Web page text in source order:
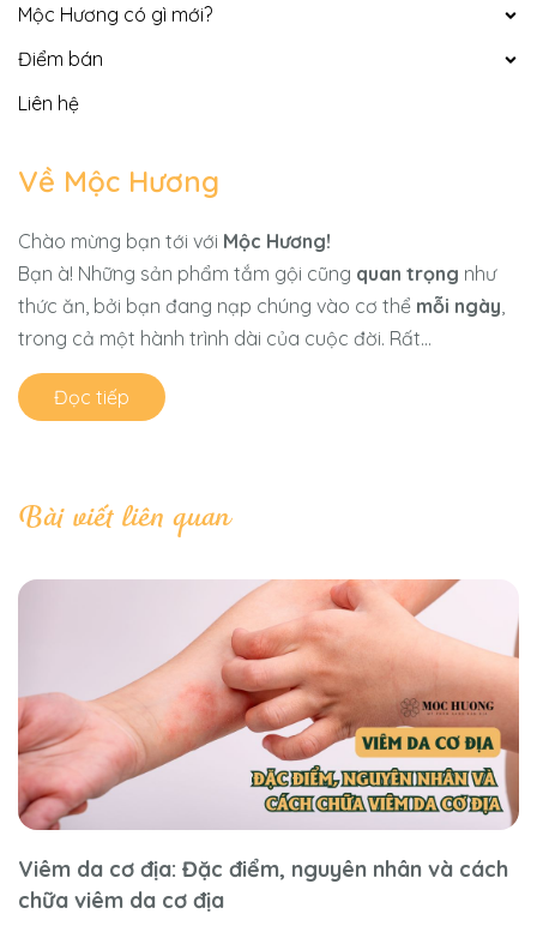
Mộc Hương có gì mới?
Điểm bán
Liên hệ
Về Mộc Hương
Chào mừng bạn tới với Mộc Hương!
Bạn à! Những sản phẩm tắm gội cũng quan trọng như
thức ăn, bởi bạn đang nạp chúng vào cơ thể mỗi ngày
trong cả một hành trình dài của cuộc đời. Rất...
Đọc tiếp
Bài viết liên quan
Viêm da cơ địa: Đặc điểm, nguyên nhân và cách
chữa viêm da cơ địa